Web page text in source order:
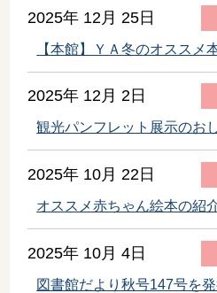
2025年 12月 25日
【本館】ＹＡ冬のオススメ
2025年 12月 2日
観光パンフレット展示のお
2025年 10月 22日
オススメ赤ちゃん絵本の紹
2025年 10月 4日
図書館だより秋号147号を